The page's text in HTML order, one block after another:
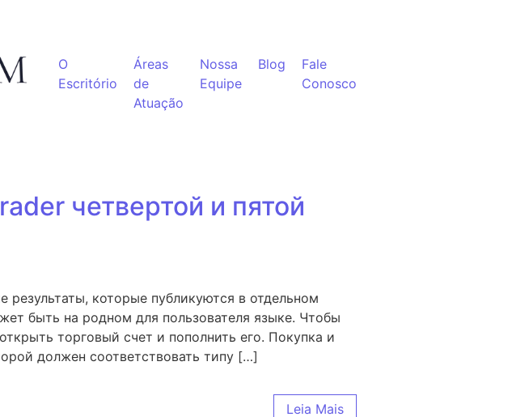
O
Escritório
Áreas
de
Atuação
Nossa
Equipe
Blog
Fale
Conosco
четвертой и пятой
которые публикуются в отдельном
быть на родном для пользователя языке. Чтобы
торговый счет и пополнить его. Покупка и
должен соответствовать типу […]
Leia Mais